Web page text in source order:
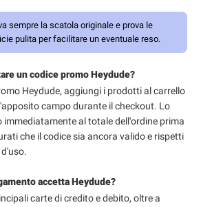
sempre la scatola originale e prova le
pulita per facilitare un eventuale reso.
un codice promo Heydude?
Heydude, aggiungi i prodotti al carrello
campo durante il checkout. Lo
al totale dell'ordine prima
che il codice sia ancora valido e rispetti
accetta Heydude?
carte di credito e debito, oltre a